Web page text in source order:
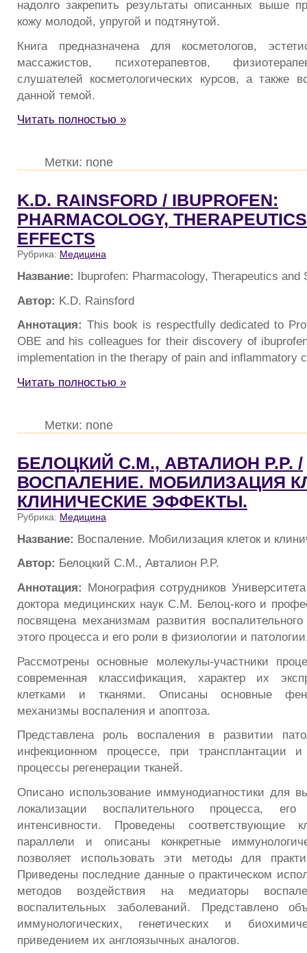
надолго закрепить результаты описанных выше
кожу молодой, упругой и подтянутой.
Книга предназначена для косметологов,
массажистов, психотерапевтов,
слушателей косметологических курсов, а также
данной темой.
Читать полностью »
Метки: none
K.D. RAINSFORD / IBUPROFEN:
PHARMACOLOGY,
EFFECTS
Рубрика: Медицина
Название: Ibuprofen: Pharmacology, Therapeutics and
Автор: K.D. Rainsford
Аннотация: This book is respectfully dedicated to
OBE and his colleagues for their discovery of
implementation in the therapy of pain and inflammatory
Читать полностью »
Метки: none
БЕЛОЦКИЙ С.М., АВТАЛИОН P.P. /
ВОСПАЛЕНИЕ. МОБИЛИЗАЦИЯ
КЛИНИЧЕСКИЕ ЭФФЕКТЫ.
Рубрика: Медицина
Название: Воспаление. Мобилизация клеток и
Автор: Белоцкий С.М., Авталион P.P.
Аннотация: Монография сотрудников
доктора медицинских наук С.М. Белоц-кого и
посвящена механизмам развития
этого процесса и его роли в физиологии и
Рассмотрены основные молекулы-участники
современная классификация, характер их
клетками и тканями. Описаны основные
механизмы воспаления и апоптоза.
Представлена роль воспаления в развитии
инфекционном процессе, при трансплантации
процессы регенерации тканей.
Описано использование иммунодиагностики для
локализации воспалительного процесса,
интенсивности. Проведены соответствующие
параллели и описаны конкретные
позволяет использовать эти методы для
Приведены последние данные о практическом
методов воздействия на медиаторы
воспалительных заболеваний. Представлено
иммунологических, генетических и
приведением их англоязычных аналогов.